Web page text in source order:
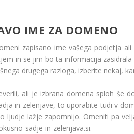
IME ZA DOMENO
zapisano ime vašega podjetja
in se jim bo ta informacija
drugega razloga, izberite nekaj,
ali je izbrana domena sploh še
in zelenjave, to uporabite tudi v
ljudje lažje zapomnijo. Omeniti pa
sadje-in-zelenjava.si.